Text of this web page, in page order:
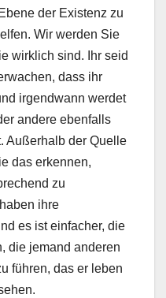
der Existenz zu
Wir werden Sie
wirklich sind. Ihr seid
dass ihr
irgendwann werdet
andere ebenfalls
Außerhalb der Quelle
das erkennen,
zu
ihre
es ist einfacher, die
die jemand anderen
führen, das er leben